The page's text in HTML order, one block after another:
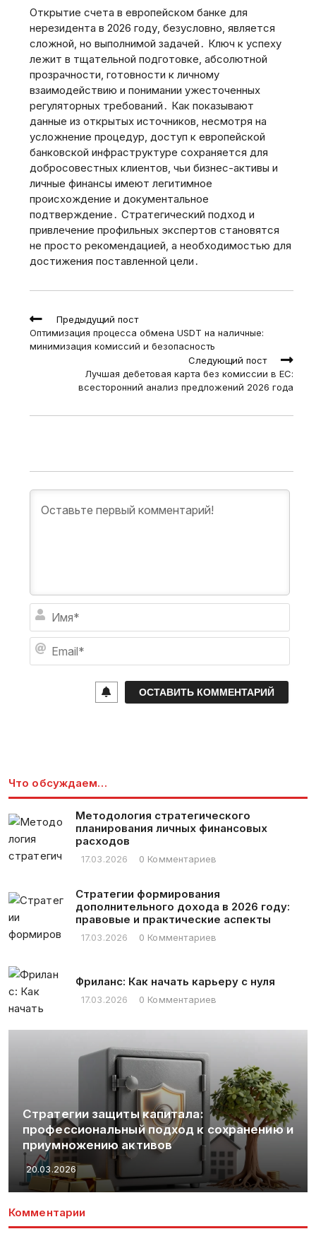
Открытие счета в европейском банке для
нерезидента в 2026 году‚ безусловно‚ является
сложной‚ но выполнимой задачей․ Ключ к успеху
лежит в тщательной подготовке‚ абсолютной
прозрачности‚ готовности к личному
взаимодействию и понимании ужесточенных
регуляторных требований․ Как показывают
данные из открытых источников‚ несмотря на
усложнение процедур‚ доступ к европейской
банковской инфраструктуре сохраняется для
добросовестных клиентов‚ чьи бизнес-активы и
личные финансы имеют легитимное
происхождение и документальное
подтверждение․ Стратегический подход и
привлечение профильных экспертов становятся
не просто рекомендацией‚ а необходимостью для
достижения поставленной цели․
Read
more
articles
Предыдущий пост
Оптимизация процесса обмена USDT на наличные:
минимизация комиссий и безопасность
Следующий пост
Лучшая дебетовая карта без комиссии в ЕС:
всесторонний анализ предложений 2026 года
я
Что обсуждаем…
Методология стратегического
планирования личных финансовых
расходов
17.03.2026 0 Комментариев
Стратегии формирования
дополнительного дохода в 2026 году:
правовые и практические аспекты
17.03.2026 0 Комментариев
Фриланс: Как начать карьеру с нуля
17.03.2026 0 Комментариев
Стратегии защиты капитала:
профессиональный подход к сохранению и
приумножению активов
20.03.2026
Комментарии